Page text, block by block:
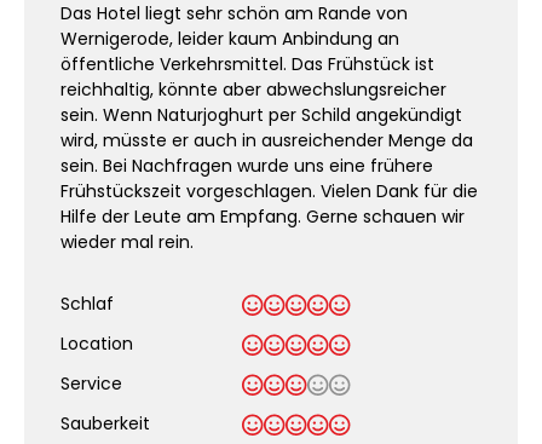
Das Hotel liegt sehr schön am Rande von
Wernigerode, leider kaum Anbindung an
öffentliche Verkehrsmittel. Das Frühstück ist
reichhaltig, könnte aber abwechslungsreicher
sein. Wenn Naturjoghurt per Schild angekündigt
wird, müsste er auch in ausreichender Menge da
sein. Bei Nachfragen wurde uns eine frühere
Frühstückszeit vorgeschlagen. Vielen Dank für die
Hilfe der Leute am Empfang. Gerne schauen wir
wieder mal rein.
Schlaf
Location
Service
Sauberkeit